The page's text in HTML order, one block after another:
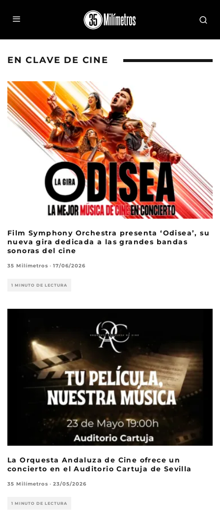
EN CLAVE DE CINE
Film Symphony Orchestra presenta ‘Odisea’, su
nueva gira dedicada a las grandes bandas
sonoras del cine
35 Milímetros · 17/06/2026
1 MINUTO DE LECTURA
La Orquesta Andaluza de Cine ofrece un
concierto en el Auditorio Cartuja de Sevilla
35 Milímetros · 23/05/2026
1 MINUTO DE LECTURA